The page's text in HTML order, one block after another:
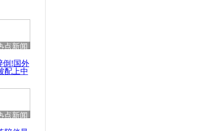
点新闻
倒!国外
配上中
点新闻